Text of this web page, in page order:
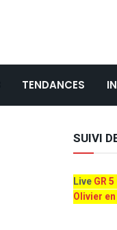
TENDANCES
SUIVI
LiveGR
Olivier